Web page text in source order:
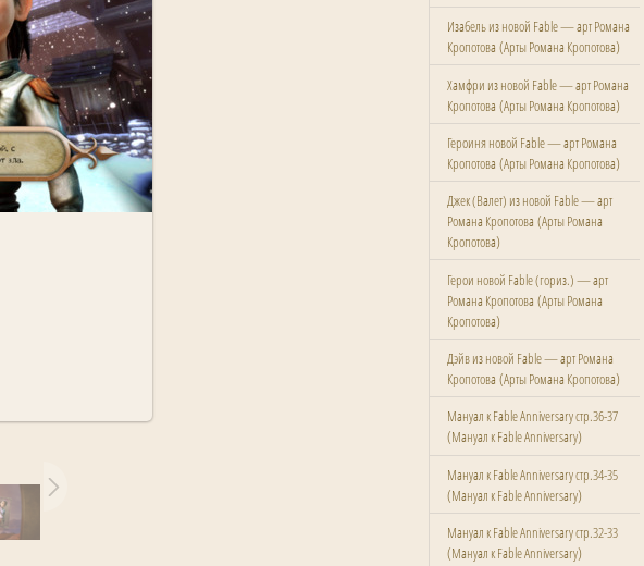
Изабель из новой Fable — арт Романа
Кропотова (Арты Романа Кропотова)
Хамфри из новой Fable — арт Романа
Кропотова (Арты Романа Кропотова)
Героиня новой Fable — арт Романа
Кропотова (Арты Романа Кропотова)
Джек (Валет) из новой Fable — арт
Романа Кропотова (Арты Романа
Кропотова)
Герои новой Fable (гориз.) — арт
Романа Кропотова (Арты Романа
Кропотова)
Дэйв из новой Fable — арт Романа
Кропотова (Арты Романа Кропотова)
Мануал к Fable Anniversary стр.36-37
(Мануал к Fable Anniversary)
Мануал к Fable Anniversary стр.34-35
(Мануал к Fable Anniversary)
Мануал к Fable Anniversary стр.32-33
(Мануал к Fable Anniversary)